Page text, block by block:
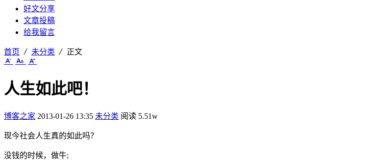
好文分享
文章投稿
给我留言
首页 未分类 正文
人生如此吧！
博客之家 2013-01-26 13:35 未分类 阅读 5.51w
现今社会人生真的如此吗？
没钱的时候，做牛;